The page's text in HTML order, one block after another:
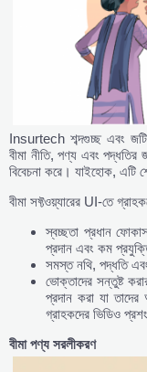
Insurtech শব্দগুচ্ছ এবং জটিল
বীমা নীতি, পণ্য এবং পদ্ধতির
বিবেচনা করে। যাইহোক, এটি
বীমা সফ্টওয়্যারের UI-তে
স্বচ্ছতা প্রধান
প্রদান এবং কম
সমস্ত নথি, পদ্ধতি
ভোক্তাদের সন্তুষ্ট
প্রদান করা যা তাদের
গ্রাহকদের ভিডিও
বীমাপণ্য সরলীকরণ